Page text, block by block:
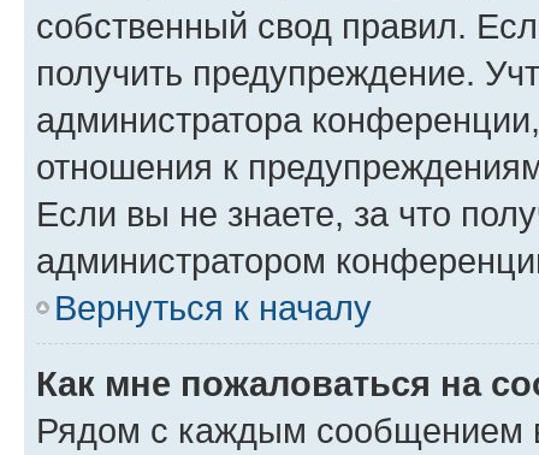
собственный свод правил.
получить предупреждение.
администратора
отношения к
Если вы не знаете, за что
администратором
Вернуться к началу
Как мне пожаловаться на
Рядом с каждым сообщением